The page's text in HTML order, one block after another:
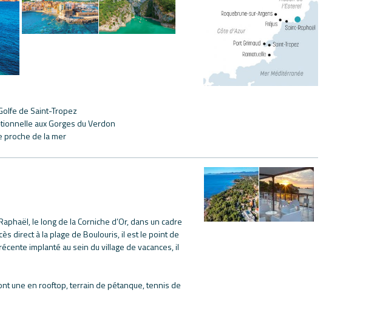
de Saint-Tropez
aux Gorges du Verdon
proche de la mer
le long de la Corniche d’Or, dans un cadre
direct à la plage de Boulouris, il est le point de
implanté au sein du village de vacances, il
une en rooftop, terrain de pétanque, tennis de